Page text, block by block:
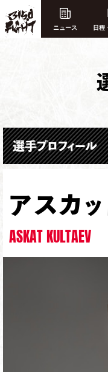
ニュース 日程
選手プロフィール
アスカッ
ASKAT KULTAEV